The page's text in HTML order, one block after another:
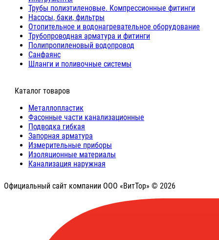
Трубы полиэтиленовые. Компрессионные фитинги
Насосы, баки, фильтры
Отопительное и водонагревательное оборудование
Трубопроводная арматура и фитинги
Полипропиленовый водопровод
Санфаянс
Шланги и поливочные системы
⠀Каталог товаров
Металлопластик
Фасонные части канализационные
Подводка гибкая
Запорная арматура
Измерительные приборы
Изоляционные материалы
Канализация наружная
Официальный сайт компании ООО «ВитТор» © 2026